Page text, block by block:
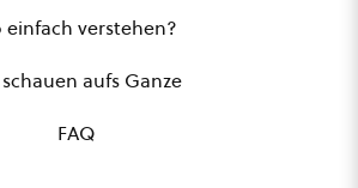
einfach verstehen?
aufs Ganze
FAQ